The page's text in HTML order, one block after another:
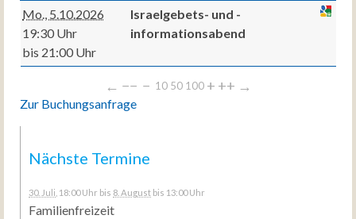
Mo., 5.10.2026
19:30 Uhr
bis 21:00 Uhr
Israelgebets- und -
informationsabend
← −− − 10 50 100 + ++ →
Zur Buchungsanfrage
Nächste Termine
30. Juli , 18:00 Uhr bis 8. August bis 13:00 Uhr
Familienfreizeit